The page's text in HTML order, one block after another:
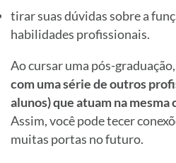
tirar suas dúvidas sobre a
habilidades profissionais.
Ao cursar uma pós-
com uma série de outros
alunos) que atuam na
Assim, você pode tecer
muitas portas no futuro.